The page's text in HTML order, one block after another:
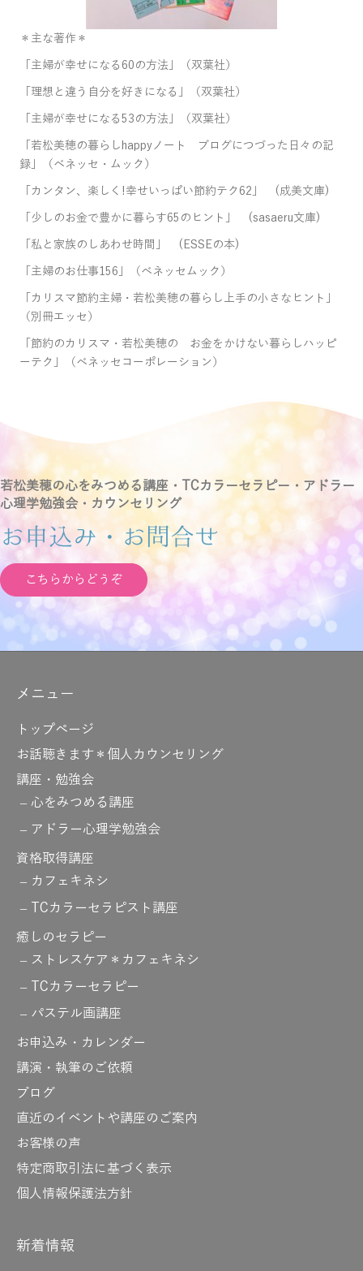
＊主な著作＊
「主婦が幸せになる60の方法」（双葉社）
「理想と違う自分を好きになる」（双葉社）
「主婦が幸せになる53の方法」（双葉社）
「若松美穂の暮らしhappyノート ブログにつづった日々の記
録」（ベネッセ・ムック）
「カンタン、楽しく!幸せいっぱい節約テク62」 (成美文庫)
「少しのお金で豊かに暮らす65のヒント」 (sasaeru文庫)
「私と家族のしあわせ時間」 (ESSEの本)
「主婦のお仕事156」（ベネッセムック）
「カリスマ節約主婦・若松美穂の暮らし上手の小さなヒント」
（別冊エッセ）
「節約のカリスマ・若松美穂の お金をかけない暮らしハッピ
ーテク」（ベネッセコーポレーション）
若松美穂の心をみつめる講座・TCカラーセラピー・アドラー
心理学勉強会・カウンセリング
お申込み・お問合せ
こちらからどうぞ
メニュー
トップページ
お話聴きます＊個人カウンセリング
講座・勉強会
心をみつめる講座
アドラー心理学勉強会
資格取得講座
カフェキネシ
TCカラーセラピスト講座
癒しのセラピー
ストレスケア＊カフェキネシ
TCカラーセラピー
パステル画講座
お申込み・カレンダー
講演・執筆のご依頼
ブログ
直近のイベントや講座のご案内
お客様の声
特定商取引法に基づく表示
個人情報保護法方針
新着情報